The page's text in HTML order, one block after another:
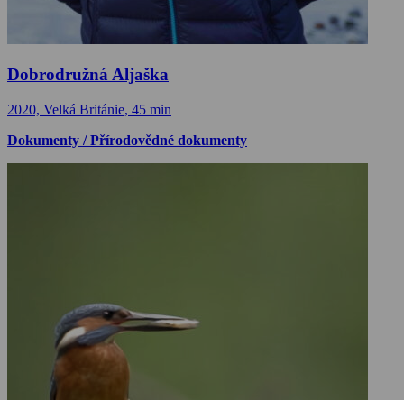
Dobrodružná Aljaška
2020, Velká Británie, 45 min
Dokumenty / Přírodovědné dokumenty